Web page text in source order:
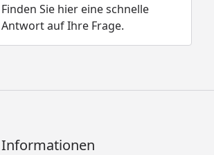
Finden Sie hier eine schnelle
Antwort auf Ihre Frage.